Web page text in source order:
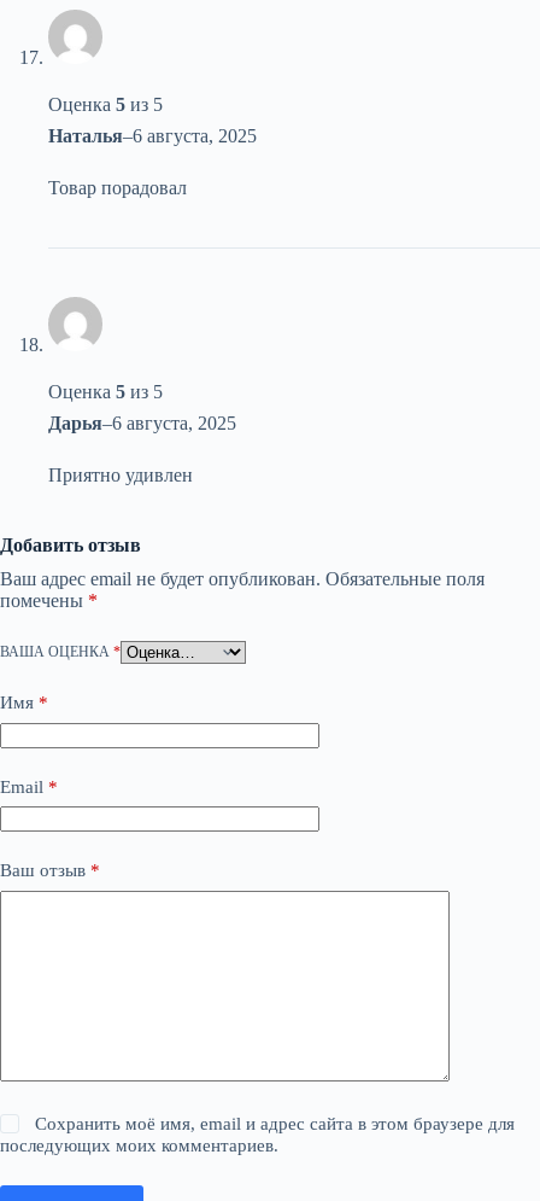
Оценка 5 из 5
Наталья–6 августа, 2025
Товар порадовал
Оценка 5 из 5
Дарья–6 августа, 2025
Приятно удивлен
Добавить отзыв
Ваш адрес email не будет опубликован. Обязательные поля
помечены *
ВАША ОЦЕНКА *
Имя *
Email *
Ваш отзыв *
Сохранить моё имя, email и адрес сайта в этом браузере для
последующих моих комментариев.